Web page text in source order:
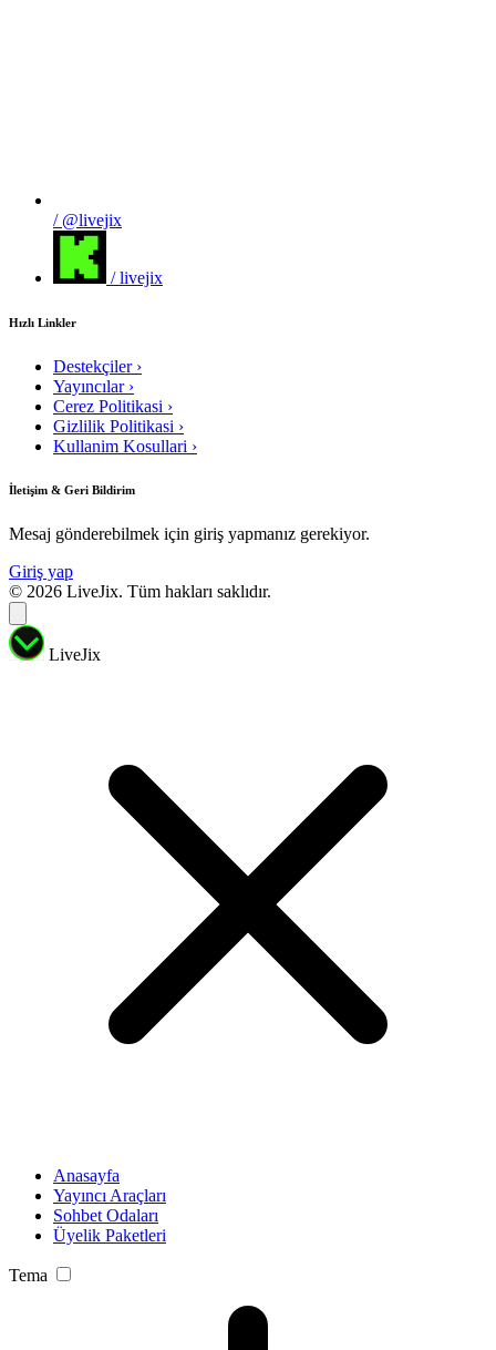
/ @livejix
/ livejix
Hızlı Linkler
Destekçiler ›
Yayıncılar ›
Cerez Politikasi ›
Gizlilik Politikasi ›
Kullanim Kosullari ›
İletişim & Geri Bildirim
Mesaj gönderebilmek için giriş yapmanız gerekiyor.
Giriş yap
© 2026 LiveJix. Tüm hakları saklıdır.
LiveJix
Anasayfa
Yayıncı Araçları
Sohbet Odaları
Üyelik Paketleri
Tema